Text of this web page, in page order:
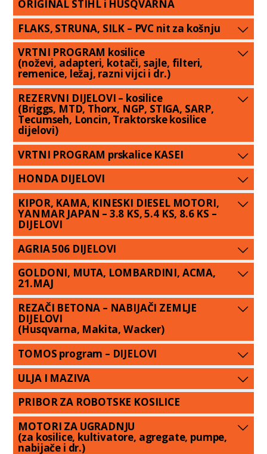
ORIGINAL STIHL i HUSQVARNA
FLAKS, STRUNA, SILK – PVC nit za košnju
VRTNI PROGRAM kosilice
(noževi, adapteri, kotači, sajle, filteri,
remenice, ležaj, razni vijci i dr.)
REZERVNI DIJELOVI – kosilice
(Briggs, MTD, Thorx, NGP, STIGA, SARP,
Tecumseh, Loncin, Traktorske kosilice
dijelovi)
VRTNI PROGRAM prskalice KASEI
HONDA DIJELOVI
KIPOR, KAMA, KINESKI DIESEL MOTORI,
YANMAR JAPAN – 3.8 KS, 5.4 KS, 8.6 KS –
DIJELOVI
AGRIA 506 DIJELOVI
GOLDONI, MUTA, LOMBARDINI, ACMA,
21.MAJ
REZAČI BETONA – NABIJAČI ZEMLJE
DIJELOVI
(Husqvarna, Makita, Wacker)
TOMOS program – DIJELOVI
ULJA I MAZIVA
PRIBOR ZA ROBOTSKE KOSILICE
MOTORI ZA UGRADNJU
(za kosilice, kultivatore, agregate, pumpe,
nabijače i dr.)